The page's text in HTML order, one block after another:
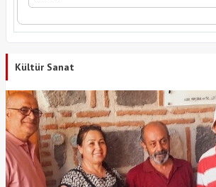
Kültür Sanat